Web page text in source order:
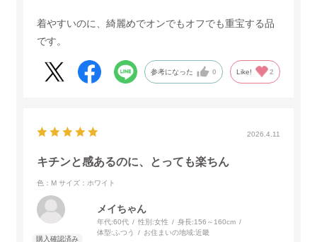
着やすいのに、綺麗めでオンでもオフでも重宝する品
です。
参考になった 0 Like! 2
2026.4.11
キチンと感あるのに、とっても楽ちん
色：M サイズ：ホワイト
メイちゃん
年代:60代 性別:女性 身長:156～160cm
体型: ふつう お住まいの地域:近畿